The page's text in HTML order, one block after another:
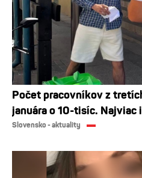
Počet pracovníkov z
januára o 10-tisíc. Najviac
Slovensko - aktuality